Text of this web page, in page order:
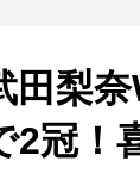
田梨
2冠！